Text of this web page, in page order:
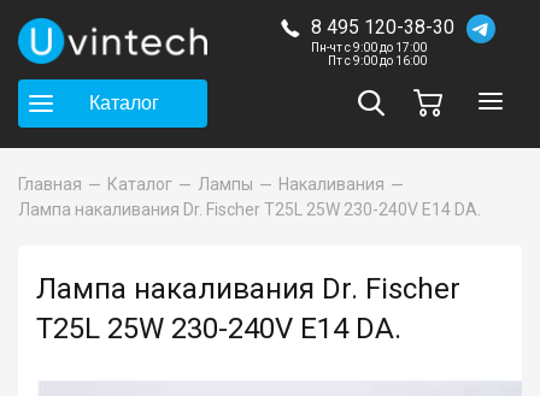
8 495 120-38-30
Пн-чт с 9:00 до 17:00
Пт с 9:00 до 16:00
Каталог
Главная Каталог Лампы
Накаливания
Лампа накаливания Dr. Fischer T25L 25W 230-240V E14 DA.
Лампа накаливания Dr. Fischer
T25L 25W 230-240V E14 DA.